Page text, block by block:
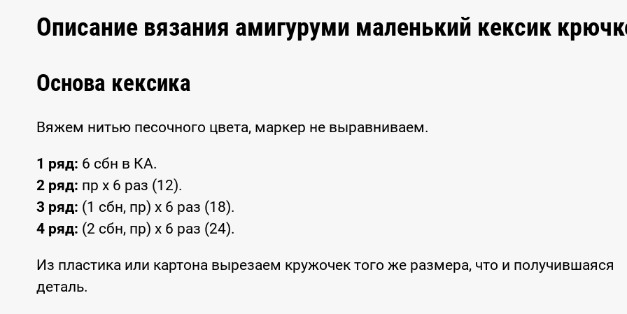
Описание вязания амигуруми маленький кексик
Основа кексика
Вяжем нитью песочного цвета, маркер не выравниваем.
1 ряд: 6 сбн в КА.
2 ряд: пр х 6 раз (12).
3 ряд: (1 сбн, пр) х 6 раз (18).
4 ряд: (2 сбн, пр) х 6 раз (24).
Из пластика или картона вырезаем кружочек того же размера, что и получившаяся
деталь.